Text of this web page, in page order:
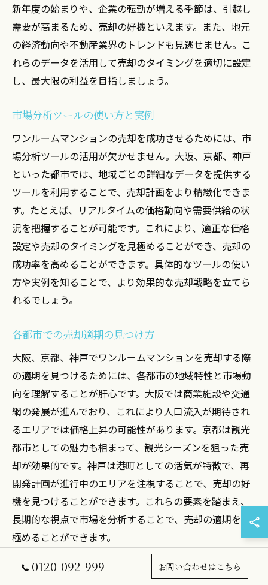
新年度の始まりや、企業の転勤が増える季節は、引越し
需要が高まるため、売却の好機といえます。また、地元
の経済動向や不動産業界のトレンドも見逃せません。こ
れらのデータを活用して売却のタイミングを適切に設定
し、最大限の利益を目指しましょう。
市場分析ツールの使い方と実例
ワンルームマンションの売却を成功させるためには、市
場分析ツールの活用が欠かせません。大阪、京都、神戸
といった都市では、地域ごとの詳細なデータを提供する
ツールを利用することで、売却計画をより精緻化できま
す。たとえば、リアルタイムの価格動向や需要供給の状
況を把握することが可能です。これにより、適正な価格
設定や売却のタイミングを見極めることができ、売却の
成功率を高めることができます。具体的なツールの使い
方や実例を知ることで、より効果的な売却戦略を立てら
れるでしょう。
各都市での売却適期の見つけ方
大阪、京都、神戸でワンルームマンションを売却する際
の適期を見つけるためには、各都市の地域特性と市場動
向を理解することが肝心です。大阪では商業施設や交通
網の発展が進んでおり、これにより人口流入が期待され
るエリアでは価格上昇の可能性があります。京都は観光
都市としての魅力も相まって、観光シーズンを狙った売
却が効果的です。神戸は港町としての活気が特徴で、再
開発計画が進行中のエリアを注視することで、売却の好
機を見つけることができます。これらの要素を踏まえ、
長期的な視点で市場を分析することで、売却の適期を見
極めることができます。
長期的な経済予測と売却戦略
0120-092-999 お問い合わせはこちら